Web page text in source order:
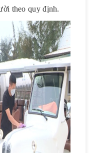
theo quy định.